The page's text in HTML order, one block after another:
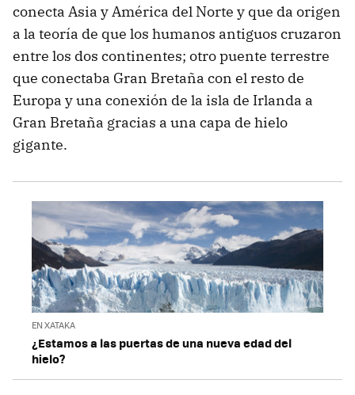
conecta Asia y América del Norte y que da origen
a la teoría de que los humanos antiguos cruzaron
entre los dos continentes; otro puente terrestre
que conectaba Gran Bretaña con el resto de
Europa y una conexión de la isla de Irlanda a
Gran Bretaña gracias a una capa de hielo
gigante.
EN XATAKA
¿Estamos a las puertas de una nueva edad del
hielo?